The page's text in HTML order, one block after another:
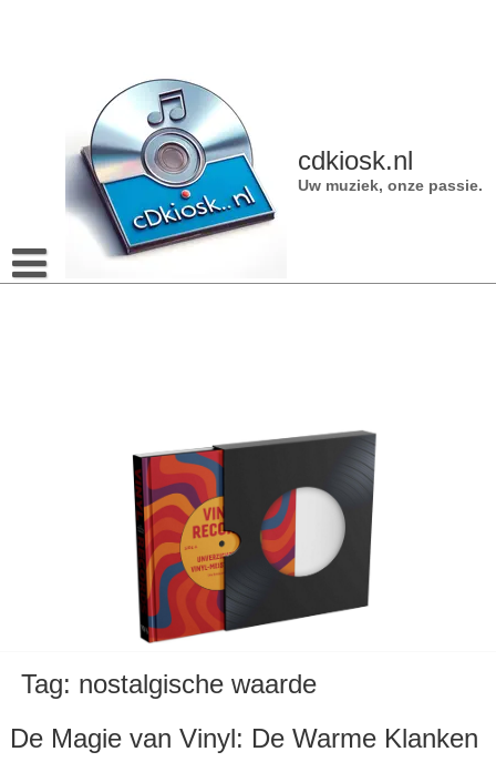
cdkiosk.nl
Uw muziek, onze passie.
Tag: nostalgische waarde
De Magie van Vinyl: De Warme Klanken